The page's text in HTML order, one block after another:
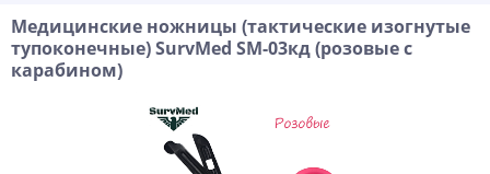
Медицинские ножницы (тактические изогнутые
тупоконечные) SurvMed SM-03кд (розовые с
карабином)